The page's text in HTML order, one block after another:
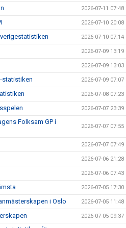
2026-07-11 07:48
2026-07-10 20:08
2026-07-10 07:14
2026-07-09 13:19
2026-07-09 13:03
statistiken 2026-07-09 07:07
2026-07-08 07:23
2026-07-07 23:39
Folksam GP i
2026-07-07 07:55
2026-07-07 07:49
2026-07-06 21:28
2026-07-06 07:43
2026-07-05 17:30
i Oslo 2026-07-05 11:48
2026-07-05 09:37